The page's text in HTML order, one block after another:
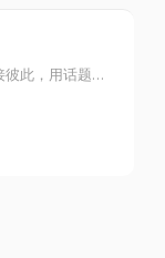
这里没有距离，没有拘束。用文字连接彼此，用话题打开世界。